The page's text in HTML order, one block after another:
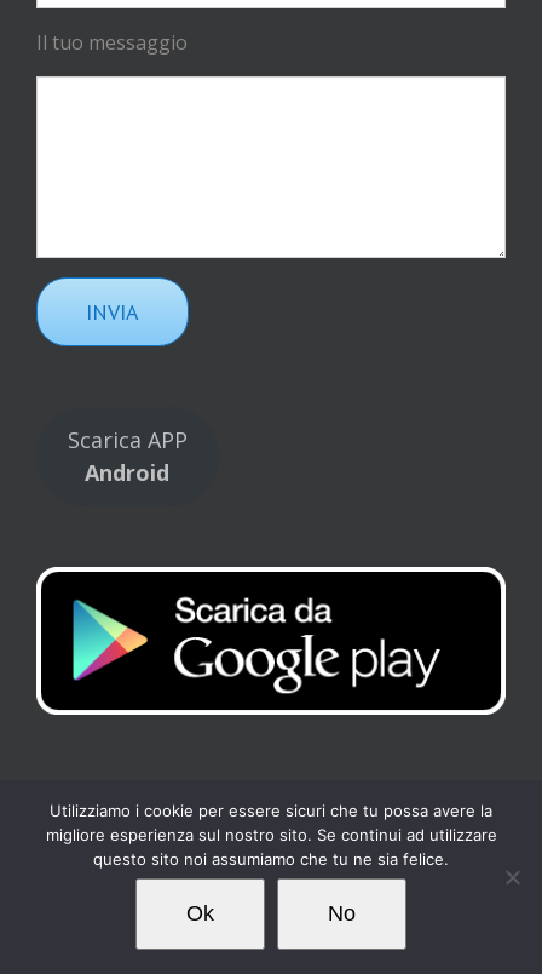
Il tuo messaggio
Scarica APP
Android
Copyright 2017 Tennis Club Kipling | All Rights Reserved |Privacy
Cookies| Powered byLoto Servizi
FacebookInstagram
Utilizziamo i cookie per essere sicuri che tu possa avere la
migliore esperienza sul nostro sito. Se continui ad utilizzare
questo sito noi assumiamo che tu ne sia felice.
Ok No